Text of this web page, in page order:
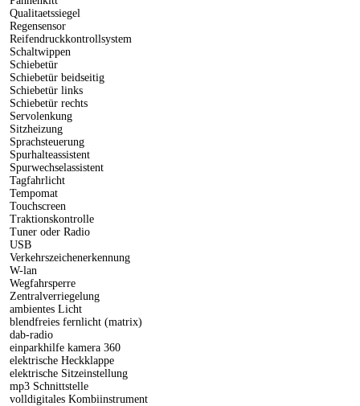
Qualitaetssiegel
Regensensor
Reifendruckkontrollsystem
Schaltwippen
Schiebetür
Schiebetür beidseitig
Schiebetür links
Schiebetür rechts
Servolenkung
Sitzheizung
Sprachsteuerung
Spurhalteassistent
Spurwechselassistent
Tagfahrlicht
Tempomat
Touchscreen
Traktionskontrolle
Tuner oder Radio
USB
Verkehrszeichenerkennung
W-lan
Wegfahrsperre
Zentralverriegelung
ambientes Licht
blendfreies fernlicht (matrix)
dab-radio
einparkhilfe kamera 360
elektrische Heckklappe
elektrische Sitzeinstellung
mp3 Schnittstelle
volldigitales Kombiinstrument